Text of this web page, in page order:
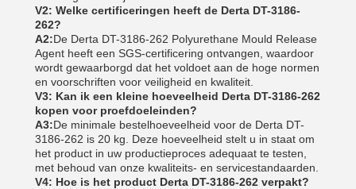
V2: Welke certificeringen heeft de Derta DT-3186-
262?
A2:De Derta DT-3186-262 Polyurethane Mould Release
Agent heeft een SGS-certificering ontvangen, waardoor
wordt gewaarborgd dat het voldoet aan de hoge normen
en voorschriften voor veiligheid en kwaliteit.
V3: Kan ik een kleine hoeveelheid Derta DT-3186-262
kopen voor proefdoeleinden?
A3:De minimale bestelhoeveelheid voor de Derta DT-
3186-262 is 20 kg. Deze hoeveelheid stelt u in staat om
het product in uw productieproces adequaat te testen,
met behoud van onze kwaliteits- en servicestandaarden.
V4: Hoe is het product Derta DT-3186-262 verpakt?